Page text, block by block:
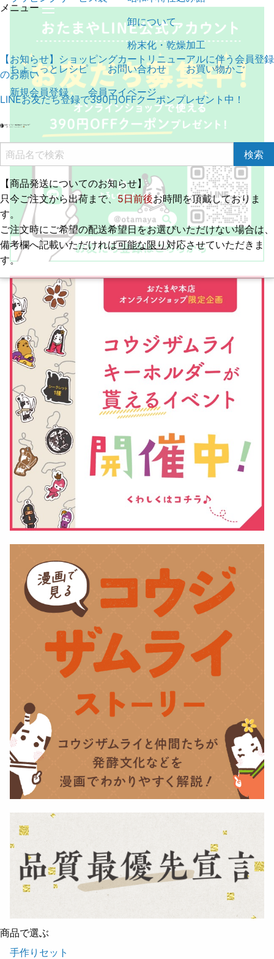
商品で選ぶ
手作りセット
メニュー
卸について
粉末化・乾燥加工
ちょこっとレシピ
お問い合わせ
お買い物かご
新規会員登録
会員マイページ
【お知らせ】ショッピングカートリニューアルに伴う会員登録
のお願い
LINEお友だち登録で390円OFFクーポンプレゼント中！
【商品発送についてのお知らせ】
只今ご注文から出荷まで、5日前後お時間を頂戴しておりま
す。
ご注文時にご希望の配送希望日をお選びいただけない場合は、
備考欄へ記載いただければ可能な限り対応させていただきま
す。